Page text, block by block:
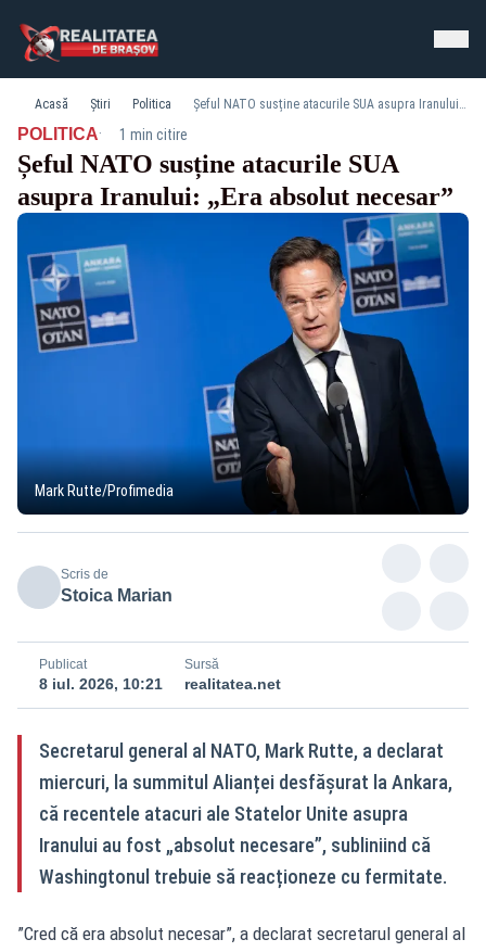
Acasă Știri Politica Șeful NATO susține atacurile SUA asupra Iranului: „Era absolut necesar”
POLITICA· 1 min citire
Șeful NATO susține atacurile SUA
asupra Iranului: „Era absolut necesar”
Mark Rutte/Profimedia
Scris de
Stoica Marian
Publicat
8 iul. 2026, 10:21
Sursă
realitatea.net
Secretarul general al NATO, Mark Rutte, a declarat
miercuri, la summitul Alianței desfășurat la Ankara,
că recentele atacuri ale Statelor Unite asupra
Iranului au fost „absolut necesare”, subliniind că
Washingtonul trebuie să reacționeze cu fermitate.
”Cred că era absolut necesar”, a declarat secretarul general al